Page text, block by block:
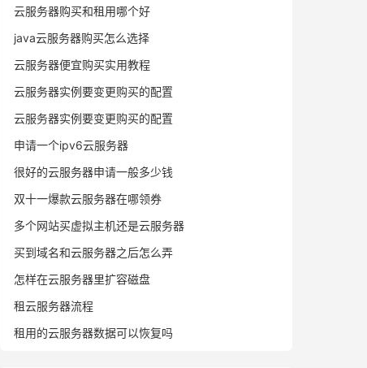
云服务器购买和租用哪个好
java云服务器购买怎么选择
云服务器便宜购买实用教程
云服务器实例要变更购买的配置
云服务器实例要变更购买的配置
申请一个ipv6云服务器
很好的云服务器申请一般多少钱
双十一爆款云服务器在哪领券
多个网站买虚拟主机还是云服务器
买到域名和云服务器之后怎么弄
怎样在云服务器里扩容磁盘
租云服务器流程
租用的云服务器数据可以恢复吗